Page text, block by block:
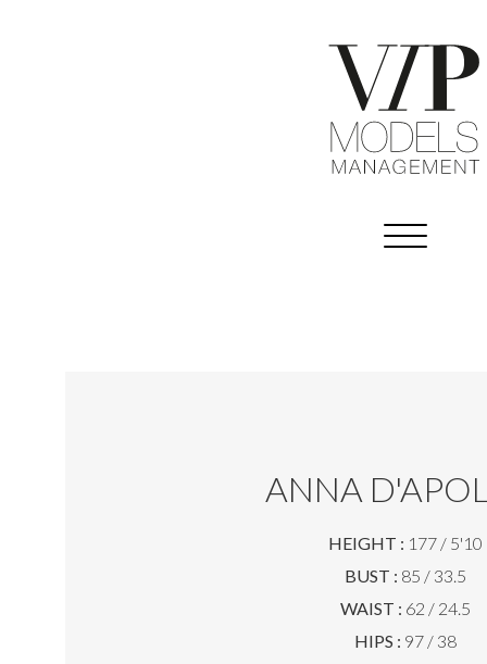
ANNA
HEIGHT : 177 / 5'10
BUST : 85 / 33.5
WAIST : 62 / 24.5
HIPS : 97 / 38